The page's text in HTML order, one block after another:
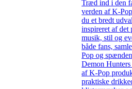
Træd ind i den
verden af K-
du et bredt
inspireret af
musik, stil og
både fans,
Pop og
Demon
af K-Pop
praktiske